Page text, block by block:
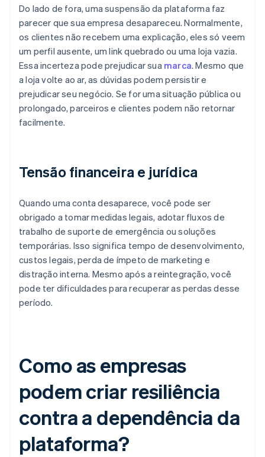
Do lado de fora, uma suspensão da plataforma faz
parecer que sua empresa desapareceu. Normalmente,
os clientes não recebem uma explicação, eles só veem
um perfil ausente, um link quebrado ou uma loja vazia.
Essa incerteza pode prejudicar sua marca. Mesmo que
a loja volte ao ar, as dúvidas podem persistir e
prejudicar seu negócio. Se for uma situação pública ou
prolongado, parceiros e clientes podem não retornar
facilmente.
Tensão financeira e jurídica
Quando uma conta desaparece, você pode ser
obrigado a tomar medidas legais, adotar fluxos de
trabalho de suporte de emergência ou soluções
temporárias. Isso significa tempo de desenvolvimento,
custos legais, perda de ímpeto de marketing e
distração interna. Mesmo após a reintegração, você
pode ter dificuldades para recuperar as perdas desse
período.
Como as empresas
podem criar resiliência
contra a dependência da
plataforma?